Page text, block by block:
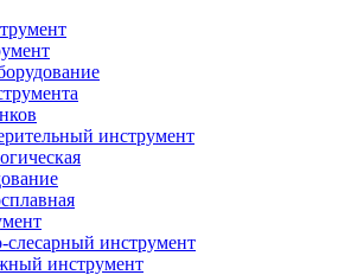
инструмент
слесарный инструмент
инструмент